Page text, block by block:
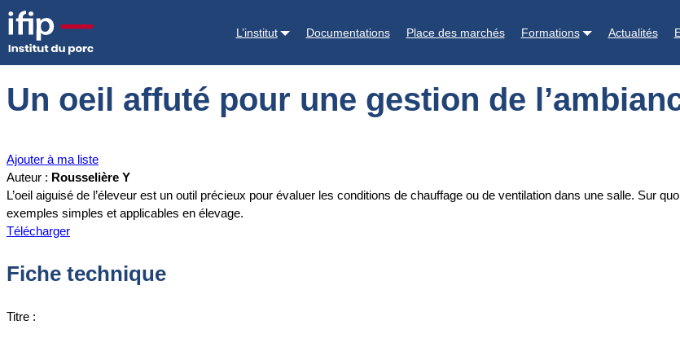
L’institut Documentations Place des marchés Formations Actualités
Accueil Documentations
Un oeil affuté pour une gestion de
Ajouter à ma liste
Auteur : Rousselière Y
L’oeil aiguisé de l’éleveur est un outil précieux pour évaluer les conditions de chauffage ou de ventilation dans une salle. Sur
exemples simples et applicables en élevage.
Télécharger
Fiche technique
Titre :